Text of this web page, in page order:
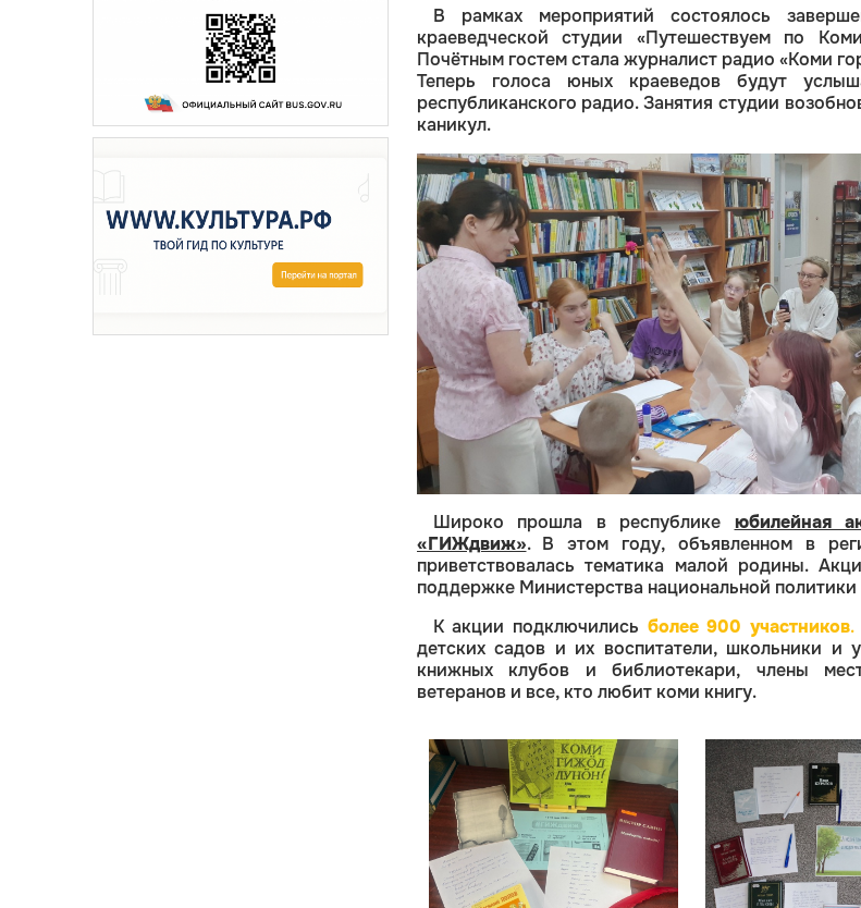
В рамках мероприятий состоялось
краеведческой студии «Путешествуем по
Почётным гостем стала журналист радио «Коми
Теперь голоса юных краеведов будут
республиканского радио. Занятия студии
каникул.
Широко прошла в республике юбилейная
«ГИЖдвиж». В этом году, объявленном в
приветствовалась тематика малой родины.
поддержке Министерства национальной
К акции подключились более 900 участников.
детских садов и их воспитатели, школьники и
книжных клубов и библиотекари, члены
ветеранов и все, кто любит коми книгу.